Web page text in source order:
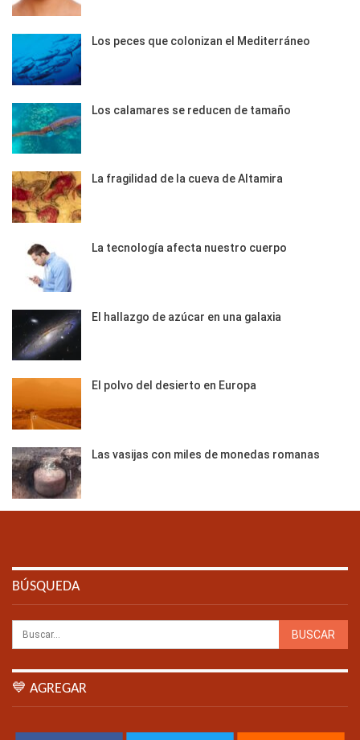
Los peces que colonizan el Mediterráneo
Los calamares se reducen de tamaño
La fragilidad de la cueva de Altamira
La tecnología afecta nuestro cuerpo
El hallazgo de azúcar en una galaxia
El polvo del desierto en Europa
Las vasijas con miles de monedas romanas
BÚSQUEDA
💙 AGREGAR